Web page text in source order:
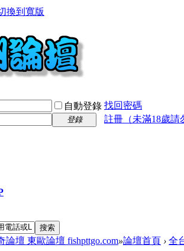
換到寬版
自動登錄 找回密碼
登錄
註冊（未滿18歲請
搜索
壇 東歐論壇 fishpttgo.com»論壇首頁 › 全